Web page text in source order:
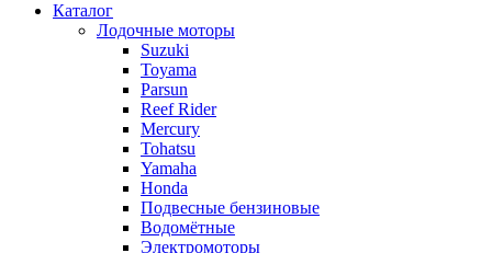
Каталог
Лодочные моторы
Suzuki
Toyama
Parsun
Reef Rider
Mercury
Tohatsu
Yamaha
Honda
Подвесные бензиновые
Водомётные
Электромоторы